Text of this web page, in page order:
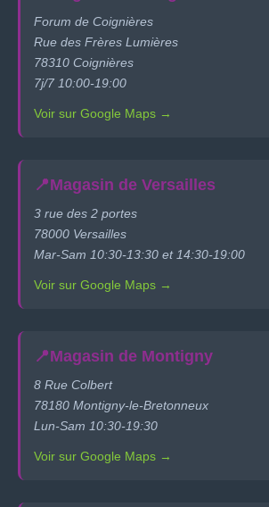
Forum de Coignières
Rue des Frères Lumières
78310 Coignières
7j/7 10:00-19:00
Voir sur Google Maps →
📍Magasin de Versailles
3 rue des 2 portes
78000 Versailles
Mar-Sam 10:30-13:30 et 14:30-19:00
Voir sur Google Maps →
📍Magasin de Montigny
8 Rue Colbert
78180 Montigny-le-Bretonneux
Lun-Sam 10:30-19:30
Voir sur Google Maps →